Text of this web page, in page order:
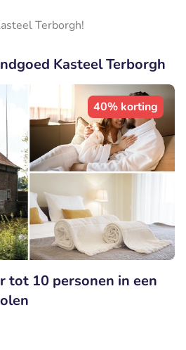
Terborgh!
Kasteel Terborgh
40% korting
tot 10 personen in een